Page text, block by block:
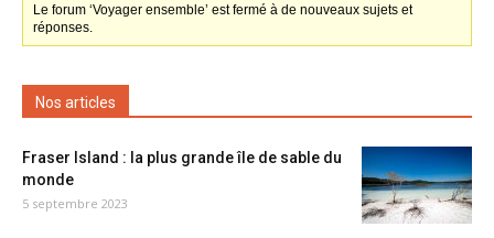
Le forum ‘Voyager ensemble’ est fermé à de nouveaux sujets et
réponses.
Nos articles
Fraser Island : la plus grande île de sable du
monde
5 septembre 2023